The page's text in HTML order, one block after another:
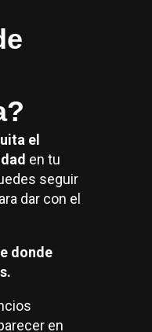
el
en tu
seguir
dar con el
donde
en